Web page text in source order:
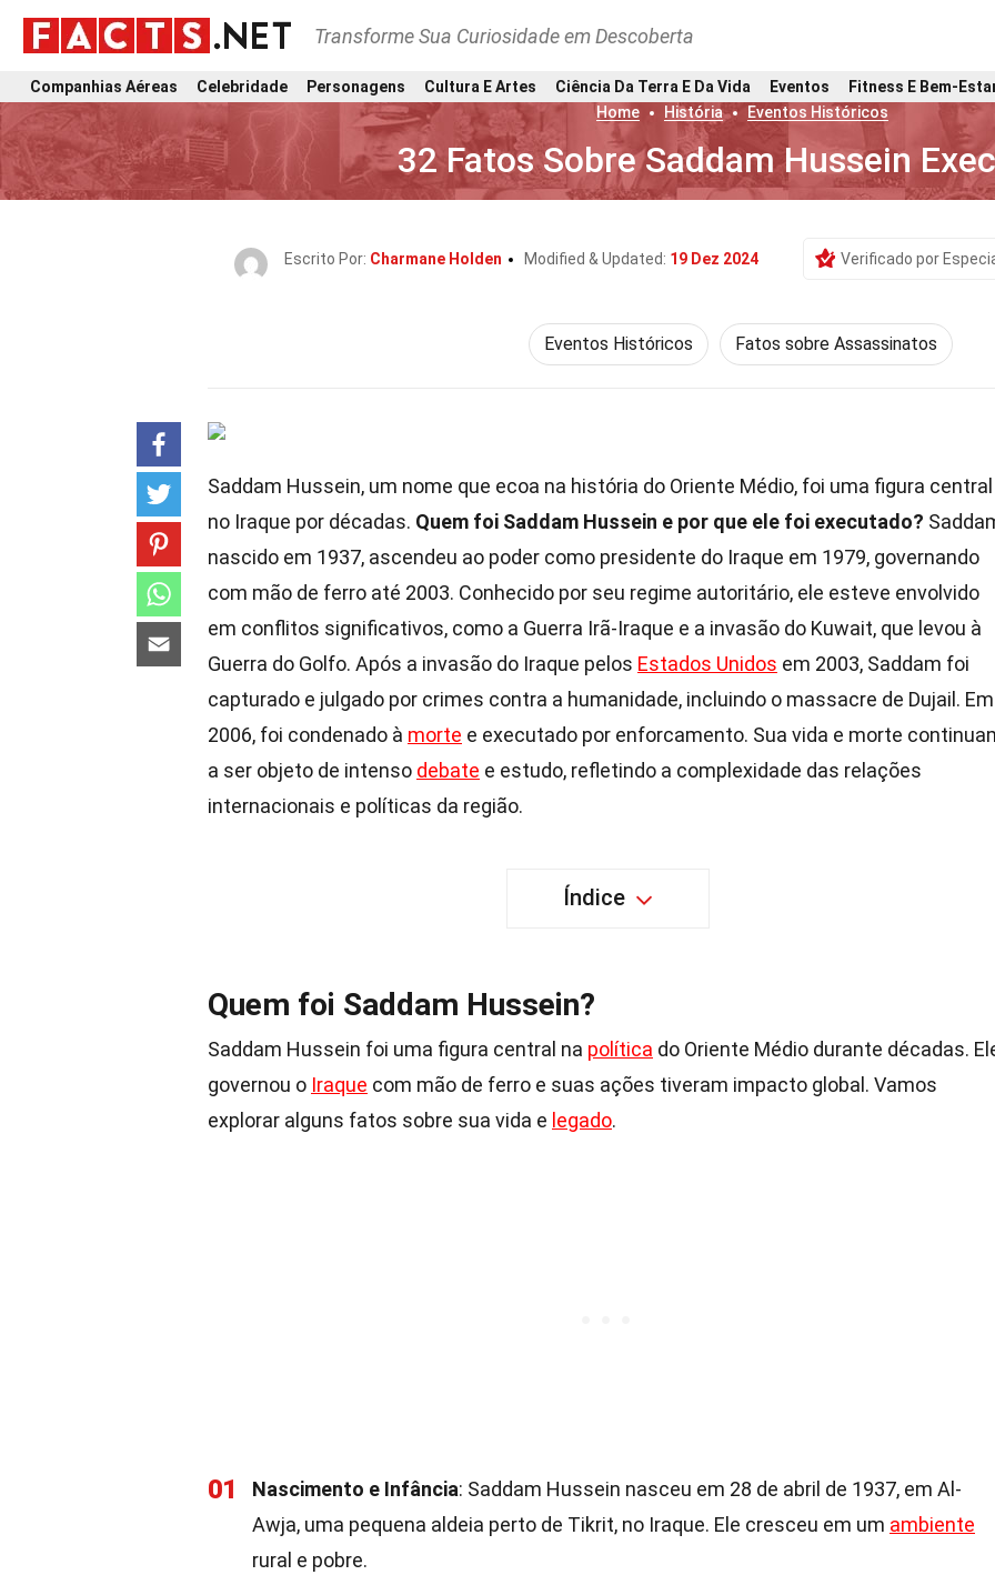
Transforme Sua Curiosidade em Descoberta
Companhias Aéreas Celebridade Personagens Cultura E Artes Ciência Da Terra E Da Vida Eventos
Fitness E Bem-
Home
História Eventos Históricos
32 Fatos Sobre Saddam Hussein
Escrito Por: Charmane Holden Modified & Updated: 19 Dez 2024 Verificado por
Eventos Históricos Fatos sobre Assassinatos
Saddam Hussein, um nome que ecoa na história do Oriente Médio, foi uma figura central
no Iraque por décadas. Quem foi Saddam Hussein e por que ele foi executado?
nascido em 1937, ascendeu ao poder como presidente do Iraque em 1979, governando
com mão de ferro até 2003. Conhecido por seu regime autoritário, ele esteve envolvido
em conflitos significativos, como a Guerra Irã-Iraque e a invasão do Kuwait, que levou à
Guerra do Golfo. Após a invasão do Iraque pelos Estados Unidos em 2003, Saddam foi
capturado e julgado por crimes contra a humanidade, incluindo o massacre de Dujail. Em
2006, foi condenado à morte e executado por enforcamento. Sua vida e morte
a ser objeto de intenso debate e estudo, refletindo a complexidade das relações
internacionais e políticas da região.
Índice
Quem foi Saddam Hussein?
Saddam Hussein foi uma figura central na política do Oriente Médio durante décadas.
governou o Iraque com mão de ferro e suas ações tiveram impacto global. Vamos
explorar alguns fatos sobre sua vida e legado.
01 Nascimento e Infância: Saddam Hussein nasceu em 28 de abril de 1937, em Al-
Awja, uma pequena aldeia perto de Tikrit, no Iraque. Ele cresceu em um ambiente
rural e pobre.